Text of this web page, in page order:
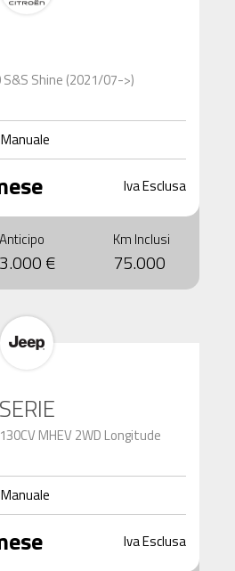
S&S Shine (2021/07->)
Manuale
Iva Esclusa
Anticipo
3.000 €
Km Inclusi
75.000
MHEV 2WD Longitude
Manuale
Iva Esclusa